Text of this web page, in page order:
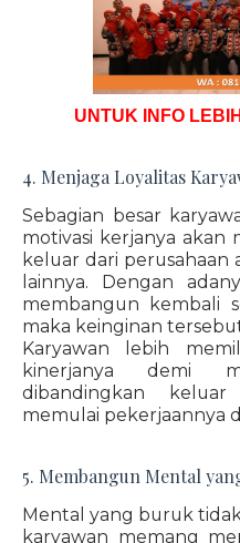
UNTUK INFO
4. Menjaga Loyalitas
Sebagian besar
motivasi kerjanya
keluar dari
lainnya. Dengan
membangun kembali
maka keinginan
Karyawan lebih
kinerjanya demi
dibandingkan
memulai pekerjaannya
5. Membangun Mental
Mental yang buruk
karyawan memang